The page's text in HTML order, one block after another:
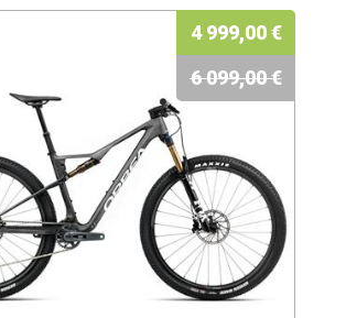
4 999,00 €
6 099,00 €